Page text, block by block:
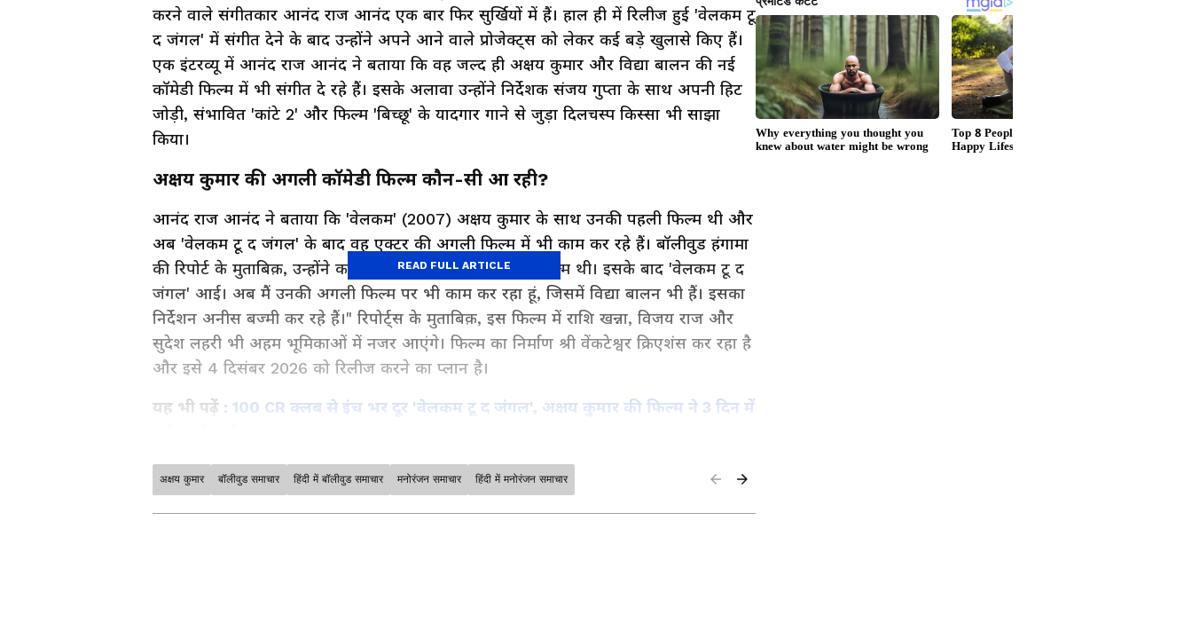
करने वाले संगीतकार आनंद राज आनंद एक बार फिर सुर्खियों में हैं। हाल ही में रिलीज हुई 'वेलकम टू
द जंगल' में संगीत देने के बाद उन्होंने अपने आने वाले प्रोजेक्ट्स को लेकर कई बड़े खुलासे किए हैं।
एक इंटरव्यू में आनंद राज आनंद ने बताया कि वह जल्द ही अक्षय कुमार और विद्या बालन की नई
कॉमेडी फिल्म में भी संगीत दे रहे हैं। इसके अलावा उन्होंने निर्देशक संजय गुप्ता के साथ अपनी हिट
जोड़ी, संभावित 'कांटे 2' और फिल्म 'बिच्छू' के यादगार गाने से जुड़ा दिलचस्प किस्सा भी साझा
किया।
अक्षय कुमार की अगली कॉमेडी फिल्म कौन-सी आ रही?
आनंद राज आनंद ने बताया कि 'वेलकम' (2007) अक्षय कुमार के साथ उनकी पहली फिल्म थी और
अब 'वेलकम टू द जंगल' के बाद वह एक्टर की अगली फिल्म में भी काम कर रहे हैं। बॉलीवुड हंगामा
की रिपोर्ट के मुताबिक़, उन्होंने कहा, "हां, 'वेलकम' हमारी पहली फिल्म थी। इसके बाद 'वेलकम टू द
जंगल' आई। अब मैं उनकी अगली फिल्म पर भी काम कर रहा हूं, जिसमें विद्या बालन भी हैं। इसका
निर्देशन अनीस बज्मी कर रहे हैं।" रिपोर्ट्स के मुताबिक़, इस फिल्म में राशि खन्ना, विजय राज और
सुदेश लहरी भी अहम भूमिकाओं में नजर आएंगे। फिल्म का निर्माण श्री वेंकटेश्वर क्रिएशंस कर रहा है
और इसे 4 दिसंबर 2026 को रिलीज करने का प्लान है।
यह भी पढ़ें : 100 CR क्लब से इंच भर दूर 'वेलकम टू द जंगल', अक्षय कुमार की फिल्म ने 3 दिन में
READ FULL ARTICLE
मनोरंजन जगत की सबसे खास खबरें अब एक क्लिक पर। फिल्में, टीवी शो, वेब सीरीज़ और स्टार
अक्षय कुमार बॉलीवुड समाचार हिंदी में बॉलीवुड समाचार मनोरंजन समाचार हिंदी में मनोरंजन समाचार